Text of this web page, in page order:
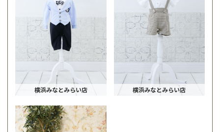
横浜みなとみらい店 横浜みなとみらい店